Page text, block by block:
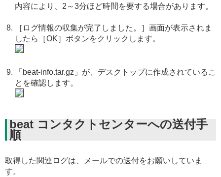
内容により、2～3分ほど時間を要する場合があります。
［ログ情報の収集が完了しました。］画面が表示されま
したら［OK］ボタンをクリックします。
「beat-info.tar.gz」が、デスクトップに作成されているこ
とを確認します。
beat コンタクトセンターへの送付手
順
取得した関連ログは、メールでの送付をお願いしていま
す。